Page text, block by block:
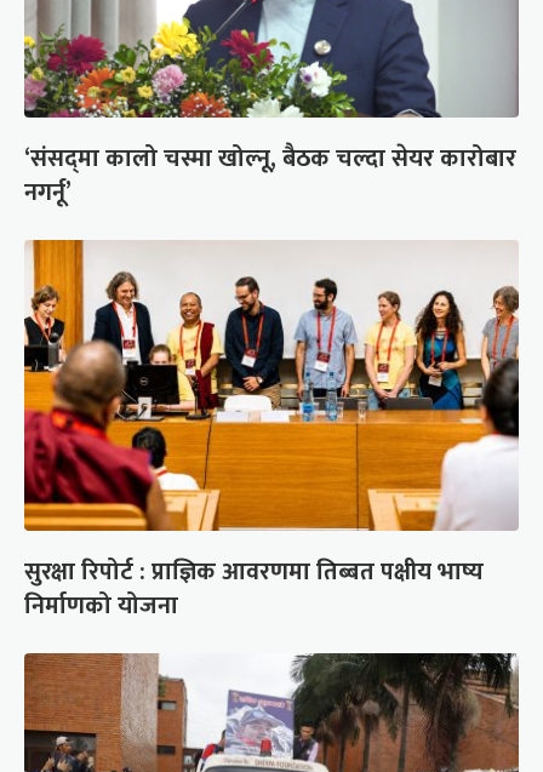
‘संसद्‍मा कालो चस्मा खोल्नू, बैठक चल्दा सेयर कारोबार
नगर्नू’
सुरक्षा रिपोर्ट : प्राज्ञिक आवरणमा तिब्बत पक्षीय भाष्य
निर्माणको योजना